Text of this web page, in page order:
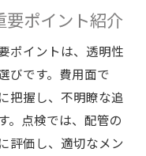
ポイント紹介
ポイントは、透明性
びです。費用面で
把握し、不明瞭な追
。点検では、配管の
評価し、適切なメン